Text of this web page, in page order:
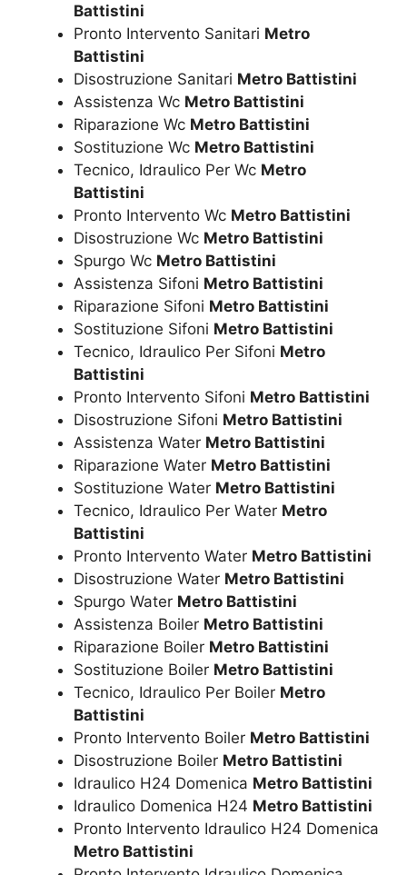
Battistini
Pronto Intervento Sanitari Metro
Battistini
Disostruzione Sanitari Metro Battistini
Assistenza Wc Metro Battistini
Riparazione Wc Metro Battistini
Sostituzione Wc Metro Battistini
Tecnico, Idraulico Per Wc Metro
Battistini
Pronto Intervento Wc Metro Battistini
Disostruzione Wc Metro Battistini
Spurgo Wc Metro Battistini
Assistenza Sifoni Metro Battistini
Riparazione Sifoni Metro Battistini
Sostituzione Sifoni Metro Battistini
Tecnico, Idraulico Per Sifoni Metro
Battistini
Pronto Intervento Sifoni Metro Battistini
Disostruzione Sifoni Metro Battistini
Assistenza Water Metro Battistini
Riparazione Water Metro Battistini
Sostituzione Water Metro Battistini
Tecnico, Idraulico Per Water Metro
Battistini
Pronto Intervento Water Metro Battistini
Disostruzione Water Metro Battistini
Spurgo Water Metro Battistini
Assistenza Boiler Metro Battistini
Riparazione Boiler Metro Battistini
Sostituzione Boiler Metro Battistini
Tecnico, Idraulico Per Boiler Metro
Battistini
Pronto Intervento Boiler Metro Battistini
Disostruzione Boiler Metro Battistini
Idraulico H24 Domenica Metro Battistini
Idraulico Domenica H24 Metro Battistini
Pronto Intervento Idraulico H24 Domenica
Metro Battistini